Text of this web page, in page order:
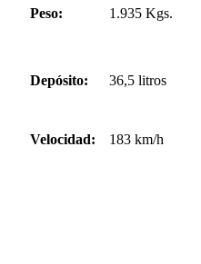
Peso: 1.935 Kgs.
Depósito: 36,5 litros
Velocidad:
183 km/h